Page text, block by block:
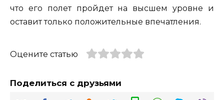
что его полет пройдет на высшем уровне и
оставит только положительные впечатления.
Оцените статью
Поделиться с друзьями